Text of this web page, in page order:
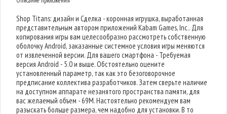
Shop Titans: дизайн и Сделка - коронная игрушка, выработанная
представительным автором приложений Kabam Games, Inc.. Для
копирования игры вам целесообразно рассмотреть собственную
оболочку Android, заказанные системное условия игры меняются
от извлеченной версии. Для вашего смартфона - Требуемая
версия Android - 5.0 и выше. Обстоятельно оцените
установленный параметр, так как это безоговорочное
предписание коллектива разработчиков. Затем сверьте наличие
на доступном аппарате незанятого пространства памяти, для
вас желаемый объем - 69M. Настоятельно рекомендуем вам
разыскать больше размера, чем надобно для установки. В то